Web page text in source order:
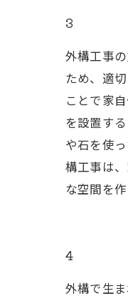
3
外構工事
ため、適
ことで家
を設置す
や石を使
構工事は
な空間を
4
外構で生